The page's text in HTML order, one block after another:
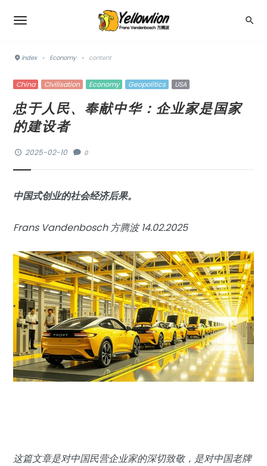
index › Economy › content
China Civilisation Economy Geopolitics USA
忠于人民、奉献中华：企业家是国家
的建设者
2025-02-10 0
中国式创业的社会经济后果。
Frans Vandenbosch 方腾波 14.02.2025
这篇文章是对中国民营企业家的深切致敬，是对中国老牌